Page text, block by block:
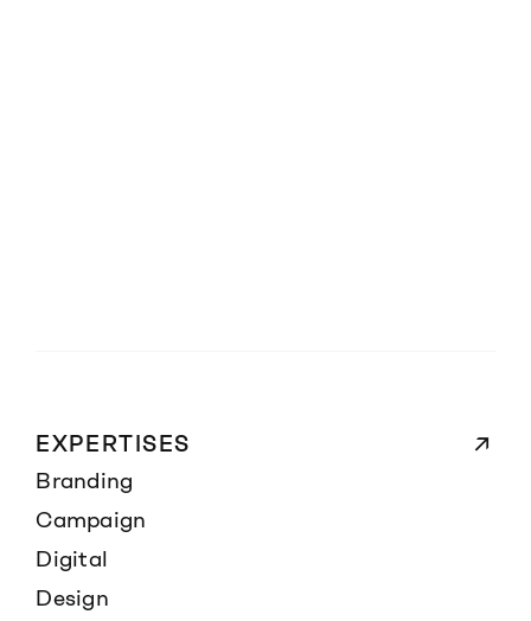
EXPERTISES
Branding
Campaign
Digital
Design